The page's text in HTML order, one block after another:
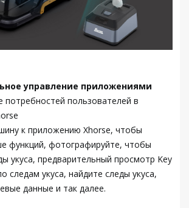
управление приложениями
потребностей пользователей в
к приложению Xhorse, чтобы
функций, фотографируйте, чтобы
укуса, предварительный просмотр Key
следам укуса, найдите следы укуса,
данные и так далее.